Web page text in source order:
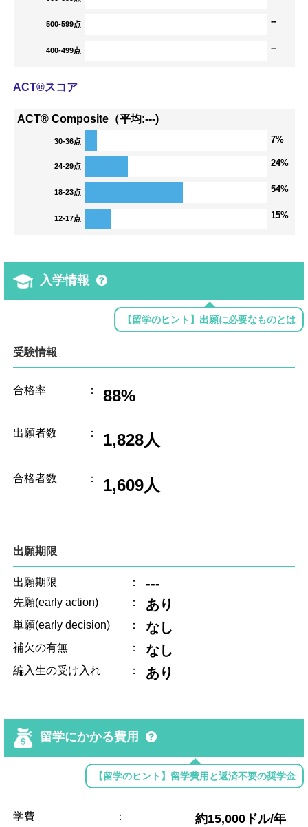
500-599点 --
400-499点 --
ACT®スコア
ACT® Composite（平均:---)
30-36点 7%
24-29点 24%
18-23点 54%
12-17点 15%
入学情報
【留学のヒント】出願に必要なものとは
受験情報
合格率 ： 88%
出願者数 ： 1,828人
合格者数 ： 1,609人
出願期限
出願期限 ： ---
先願(early action) ： あり
単願(early decision) ： なし
補欠の有無 ： なし
編入生の受け入れ ： あり
留学にかかる費用
【留学のヒント】留学費用と返済不要の奨学金
学費 ： 約15,000ドル/年